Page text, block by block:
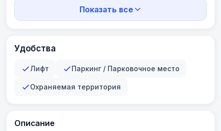
Показать все
Удобства
Лифт Паркинг / Парковочное место
Охраняемая территория
Описание